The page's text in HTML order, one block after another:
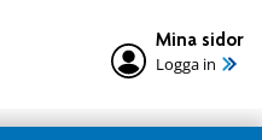
Mina sidor
Logga in